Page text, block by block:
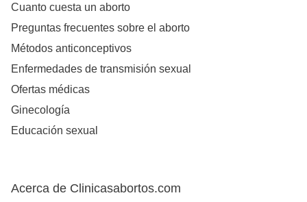
Cuanto cuesta un aborto
Preguntas frecuentes sobre el aborto
Métodos anticonceptivos
Enfermedades de transmisión sexual
Ofertas médicas
Ginecología
Educación sexual
Acerca de Clinicasabortos.com